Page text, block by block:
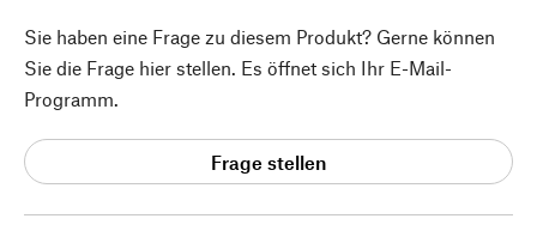
Sie haben eine Frage zu diesem Produkt? Gerne können
Sie die Frage hier stellen. Es öffnet sich Ihr E-Mail-
Programm.
Frage stellen